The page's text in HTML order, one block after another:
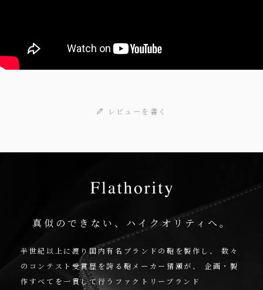
レビューを書く
真似のできない、ハイクオリティへ。
半世紀以上に渡り国内有名ブランドの鞄を製作し、
数々
のコンテスト受賞歴を誇る鞄メーカー猪瀬が、
企画・製
作すべてを一貫して行うファクトリーブランド